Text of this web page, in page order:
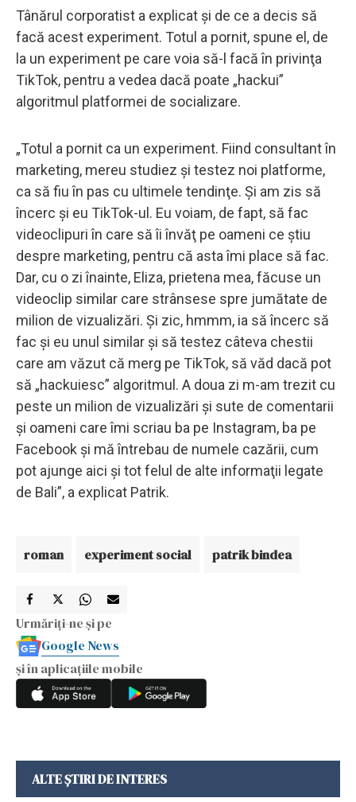
Tânărul corporatist a explicat şi de ce a decis să
facă acest experiment. Totul a pornit, spune el, de
la un experiment pe care voia să-l facă în privinţa
TikTok, pentru a vedea dacă poate „hackui”
algoritmul platformei de socializare.
„Totul a pornit ca un experiment. Fiind consultant în
marketing, mereu studiez şi testez noi platforme,
ca să fiu în pas cu ultimele tendinţe. Şi am zis să
încerc şi eu TikTok-ul. Eu voiam, de fapt, să fac
videoclipuri în care să îi învăţ pe oameni ce ştiu
despre marketing, pentru că asta îmi place să fac.
Dar, cu o zi înainte, Eliza, prietena mea, făcuse un
videoclip similar care strânsese spre jumătate de
milion de vizualizări. Şi zic, hmmm, ia să încerc să
fac şi eu unul similar şi să testez câteva chestii
care am văzut că merg pe TikTok, să văd dacă pot
să „hackuiesc” algoritmul. A doua zi m-am trezit cu
peste un milion de vizualizări şi sute de comentarii
şi oameni care îmi scriau ba pe Instagram, ba pe
Facebook şi mă întrebau de numele cazării, cum
pot ajunge aici şi tot felul de alte informaţii legate
de Bali”, a explicat Patrik.
roman experiment social patrik bindea
Urmăriți-ne și pe
Google News
și în aplicațiile mobile
ALTE ȘTIRI DE INTERES